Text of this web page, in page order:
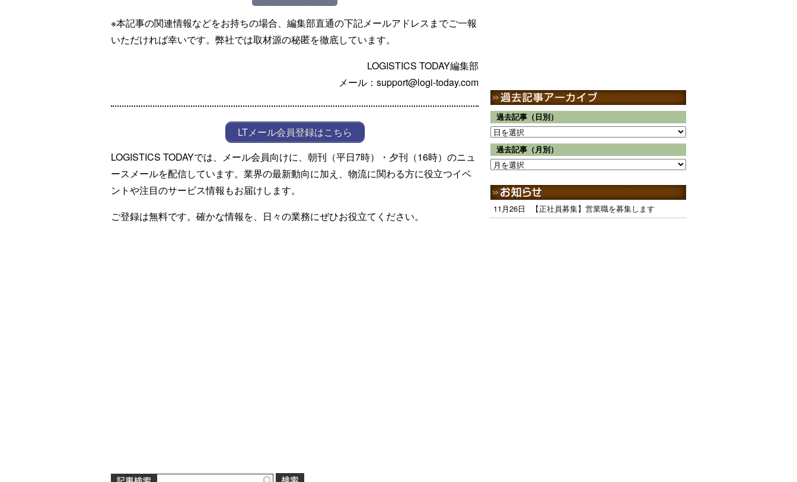
※本記事の関連情報などをお持ちの場合、編集部直通の下記メールアドレスまでご一報
いただければ幸いです。弊社では取材源の秘匿を徹底しています。
LOGISTICS TODAY編集部
メール：support@logi-today.com
LTメール会員登録はこちら
LOGISTICS TODAYでは、メール会員向けに、朝刊（平日7時）・夕刊（16時）のニュ
ースメールを配信しています。業界の最新動向に加え、物流に関わる方に役立つイベ
ントや注目のサービス情報もお届けします。
ご登録は無料です。確かな情報を、日々の業務にぜひお役立てください。
過去記事（日別）
過去記事（月別）
11月26日 【正社員募集】営業職を募集します